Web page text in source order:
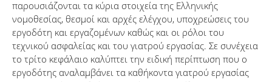
παρουσιάζονται τα κύρια στοιχεία της Ελληνικής
νομοθεσίας, θεσμοί και αρχές ελέγχου, υποχρεώσεις του
εργοδότη και εργαζομένων καθώς και οι ρόλοι του
τεχνικού ασφαλείας και του γιατρού εργασίας. Σε συνέχεια
το τρίτο κεφάλαιο καλύπτει την ειδική περίπτωση που ο
εργοδότης αναλαμβάνει τα καθήκοντα γιατρού εργασίας